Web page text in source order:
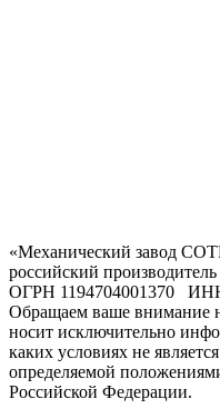
«Механический завод
российский
ОГРН 1194704001370
Обращаем ваше внимание
носит исключительно
каких условиях не
определяемой
Российской Федерации.